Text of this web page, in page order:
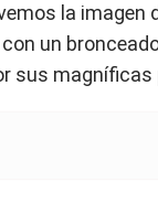
la imagen
un
sus magníficas